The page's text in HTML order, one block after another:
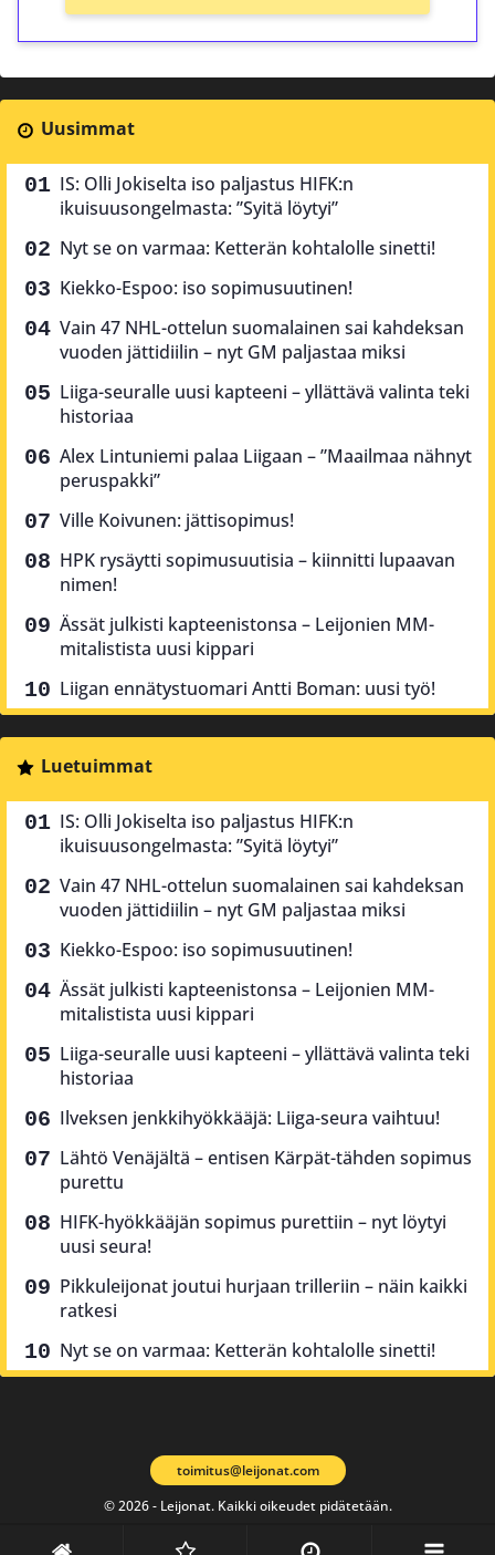
Uusimmat
IS: Olli Jokiselta iso paljastus HIFK:n
ikuisuusongelmasta: ”Syitä löytyi”
Nyt se on varmaa: Ketterän kohtalolle sinetti!
Kiekko-Espoo: iso sopimusuutinen!
Vain 47 NHL-ottelun suomalainen sai kahdeksan
vuoden jättidiilin – nyt GM paljastaa miksi
Liiga-seuralle uusi kapteeni – yllättävä valinta teki
historiaa
Alex Lintuniemi palaa Liigaan – ”Maailmaa nähnyt
peruspakki”
Ville Koivunen: jättisopimus!
HPK rysäytti sopimusuutisia – kiinnitti lupaavan
nimen!
Ässät julkisti kapteenistonsa – Leijonien MM-
mitalistista uusi kippari
Liigan ennätystuomari Antti Boman: uusi työ!
Luetuimmat
IS: Olli Jokiselta iso paljastus HIFK:n
ikuisuusongelmasta: ”Syitä löytyi”
Vain 47 NHL-ottelun suomalainen sai kahdeksan
vuoden jättidiilin – nyt GM paljastaa miksi
Kiekko-Espoo: iso sopimusuutinen!
Ässät julkisti kapteenistonsa – Leijonien MM-
mitalistista uusi kippari
Liiga-seuralle uusi kapteeni – yllättävä valinta teki
historiaa
Ilveksen jenkkihyökkääjä: Liiga-seura vaihtuu!
Lähtö Venäjältä – entisen Kärpät-tähden sopimus
purettu
HIFK-hyökkääjän sopimus purettiin – nyt löytyi
uusi seura!
Pikkuleijonat joutui hurjaan trilleriin – näin kaikki
ratkesi
Nyt se on varmaa: Ketterän kohtalolle sinetti!
© 2026 - Leijonat. Kaikki oikeudet pidätetään.
toimitus@leijonat.com